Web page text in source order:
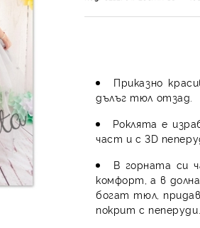
Приказно
дълъг тюл отзад.
Роклята е
част и с 3D
В горната си
комфорт, а в
богат тюл,
покрит с пеперуди.